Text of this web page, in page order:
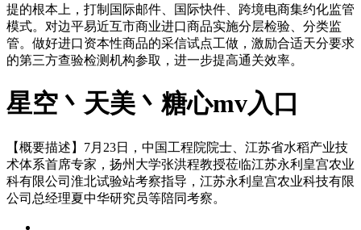
提的根本上，打制国际邮件、国际快件、跨境电商集约化监管
模式。对边平易近互市商业进口商品实施分层检验、分类监
管。做好进口资本性商品的采信试点工做，激励合适天分要求
的第三方查验检测机构参取，进一步提高通关效率。
星空丶天美丶糖心mv入口
【概要描述】 7月23日，中国工程院院士、江苏省水稻产业技
术体系首席专家，扬州大学张洪程教授莅临江苏永利皇宫农业
科有限公司淮北试验站考察指导，江苏永利皇宫农业科技有限
公司总经理夏中华研究员等陪同考察。